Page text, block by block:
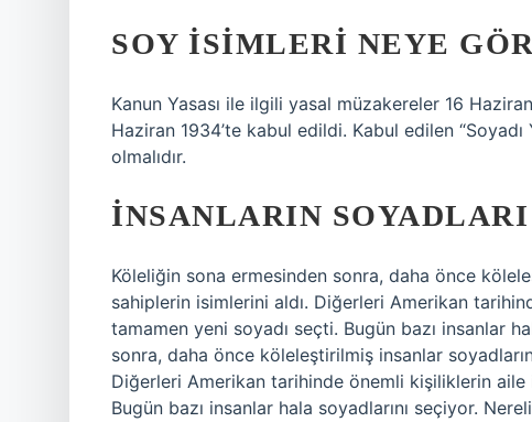
SOY ISIMLERI NEYE
Kanun Yasası ile ilgili yasal müzakereler 16
Haziran 1934’te kabul edildi. Kabul edilen “Soyadı
olmalıdır.
İNSANLARIN
Köleliğin sona ermesinden sonra, daha önce
sahiplerin isimlerini aldı. Diğerleri Amerikan
tamamen yeni soyadı seçti. Bugün bazı insanlar
sonra, daha önce köleleştirilmiş insanlar
Diğerleri Amerikan tarihinde önemli kişiliklerin
Bugün bazı insanlar hala soyadlarını seçiyor.